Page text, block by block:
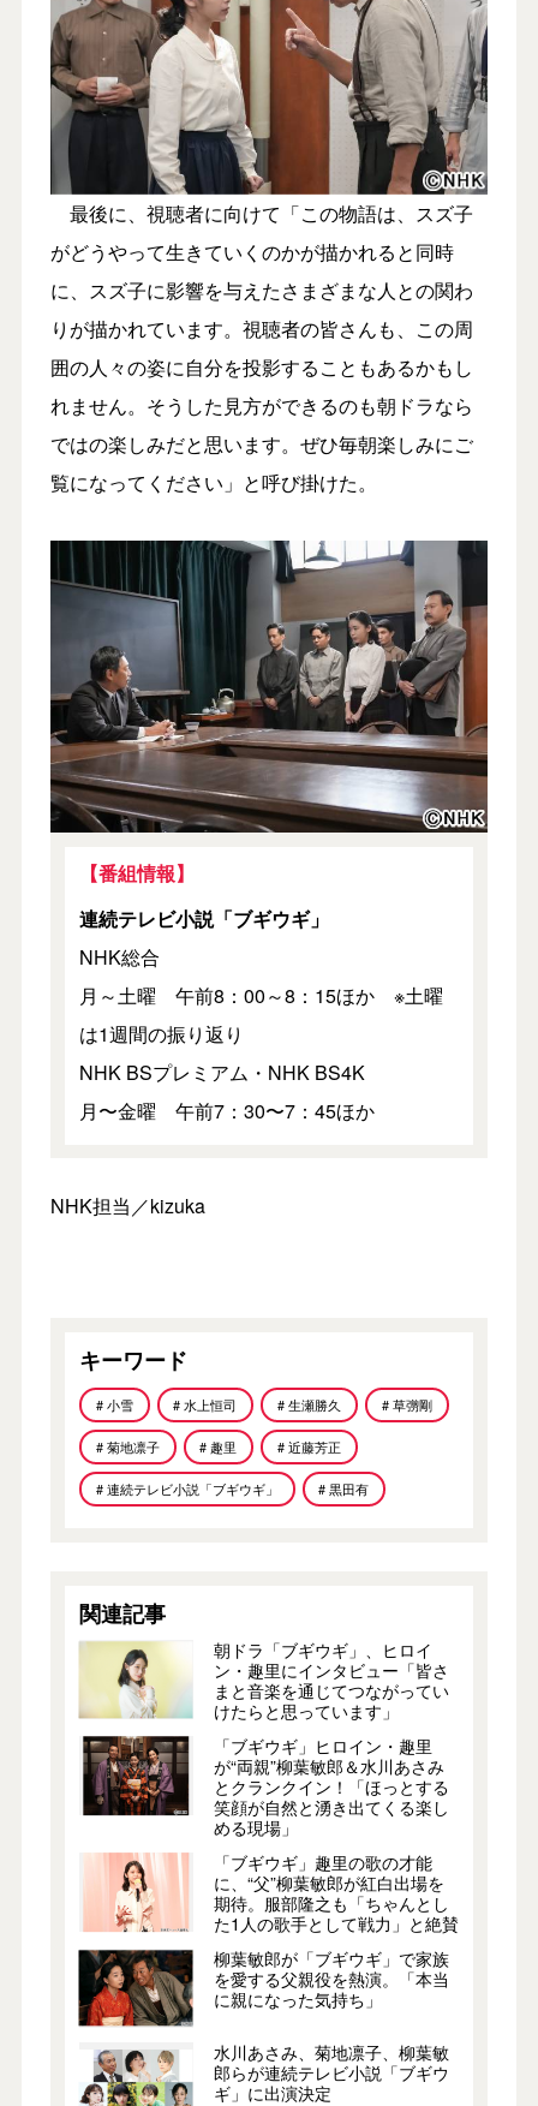
最後に、視聴者に向けて「この物語は、スズ子
がどうやって生きていくのかが描かれると同時
に、スズ子に影響を与えたさまざまな人との関わ
りが描かれています。視聴者の皆さんも、この周
囲の人々の姿に自分を投影することもあるかもし
れません。そうした見方ができるのも朝ドラなら
ではの楽しみだと思います。ぜひ毎朝楽しみにご
覧になってください」と呼び掛けた。
【番組情報】
連続テレビ小説「ブギウギ」
NHK総合
月～土曜 午前8：00～8：15ほか ※土曜
は1週間の振り返り
NHK BSプレミアム・NHK BS4K
月〜金曜 午前7：30〜7：45ほか
NHK担当／kizuka
キーワード
# 小雪 # 水上恒司 # 生瀬勝久 # 草彅剛
# 菊地凛子 # 趣里 # 近藤芳正
# 連続テレビ小説「ブギウギ」 # 黒田有
関連記事
朝ドラ「ブギウギ」、ヒロイ
ン・趣里にインタビュー「皆さ
まと音楽を通じてつながってい
けたらと思っています」
「ブギウギ」ヒロイン・趣里
が“両親”柳葉敏郎＆水川あさみ
とクランクイン！「ほっとする
笑顔が自然と湧き出てくる楽し
める現場」
「ブギウギ」趣里の歌の才能
に、“父”柳葉敏郎が紅白出場を
期待。服部隆之も「ちゃんとし
た1人の歌手として戦力」と絶賛
柳葉敏郎が「ブギウギ」で家族
を愛する父親役を熱演。「本当
に親になった気持ち」
水川あさみ、菊地凛子、柳葉敏
郎らが連続テレビ小説「ブギウ
ギ」に出演決定